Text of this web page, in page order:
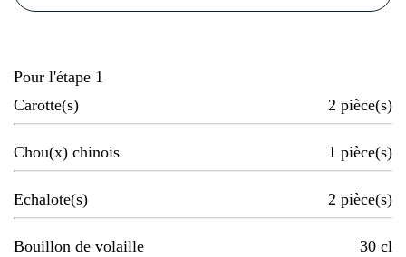
Pour l'étape 1
Carotte(s)
2 pièce(s)
Chou(x) chinois 1 pièce(s)
Echalote(s) 2 pièce(s)
Bouillon de volaille 30 cl